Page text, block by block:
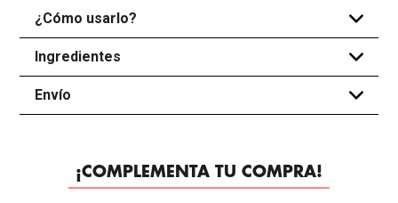
¿Cómo usarlo?
+
Ingredientes +
Envío +
¡COMPLEMENTA TU COMPRA!